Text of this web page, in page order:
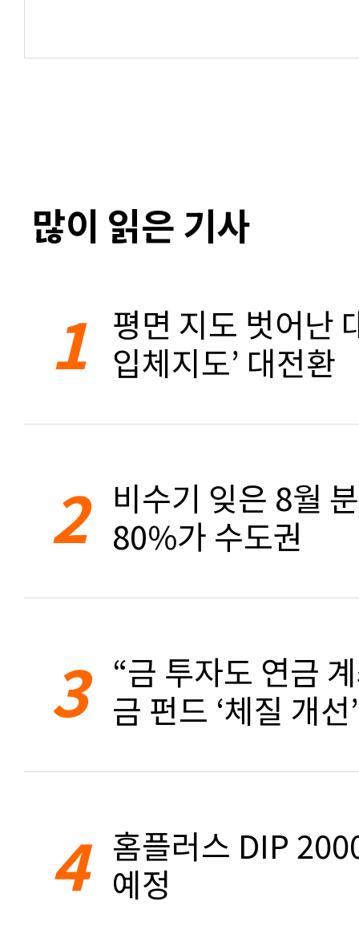
많이 읽은 기사
1 평면 지도 벗어난
입체지도’ 대전환
2 비수기 잊은 8월
80%가 수도권
3 “금 투자도 연금
금 펀드 ‘체질 개선’
4 홈플러스 DIP
예정